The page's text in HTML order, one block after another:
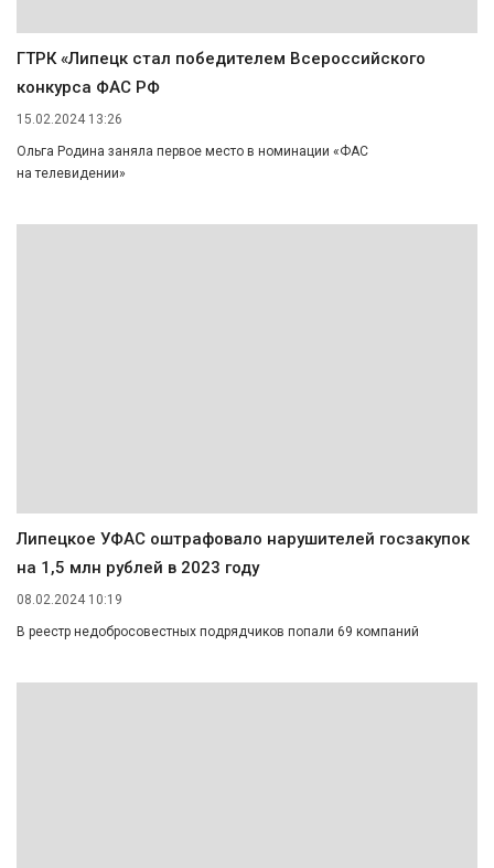
ГТРК «Липецк стал победителем Всероссийского
конкурса ФАС РФ
15.02.2024 13:26
Ольга Родина заняла первое место в номинации «ФАС
на телевидении»
Липецкое УФАС оштрафовало нарушителей госзакупок
на 1,5 млн рублей в 2023 году
08.02.2024 10:19
В реестр недобросовестных подрядчиков попали 69 компаний